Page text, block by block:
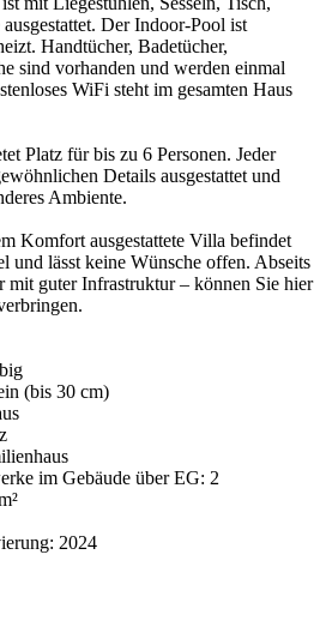
Der Indoor-Pool ist
Handtücher, Badetücher,
sind vorhanden und werden einmal
WiFi steht im gesamten Haus
Platz für bis zu 6 Personen. Jeder
Details ausgestattet und
Ambiente.
Komfort ausgestattete Villa befindet
und lässt keine Wünsche offen. Abseits
guter Infrastruktur – können Sie hier
(bis 30 cm)
im Gebäude über EG: 2
2024